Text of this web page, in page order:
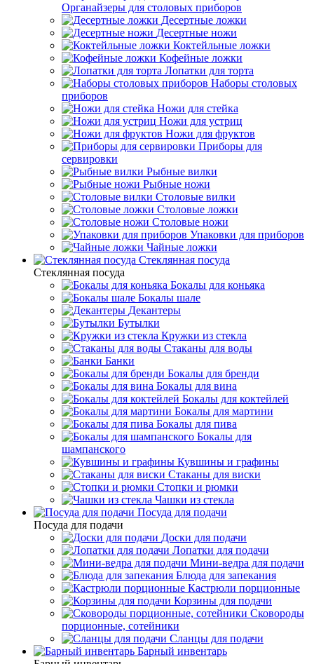
Органайзеры для столовых приборов
Десертные ложки
Десертные ножи
Коктейльные ложки
Кофейные ложки
Лопатки для торта
Наборы столовых
приборов
Ножи для стейка
Ножи для устриц
Ножи для фруктов
Приборы для
сервировки
Рыбные вилки
Рыбные ножи
Столовые вилки
Столовые ложки
Столовые ножи
Упаковки для приборов
Чайные ложки
Стеклянная посуда
Стеклянная посуда
Бокалы для коньяка
Бокалы шале
Декантеры
Бутылки
Кружки из стекла
Стаканы для воды
Банки
Бокалы для бренди
Бокалы для вина
Бокалы для коктейлей
Бокалы для мартини
Бокалы для пива
Бокалы для
шампанского
Кувшины и графины
Стаканы для виски
Стопки и рюмки
Чашки из стекла
Посуда для подачи
Посуда для подачи
Доски для подачи
Лопатки для подачи
Мини-ведра для подачи
Блюда для запекания
Кастрюли порционные
Корзины для подачи
Сковороды
порционные, сотейники
Сланцы для подачи
Барный инвентарь